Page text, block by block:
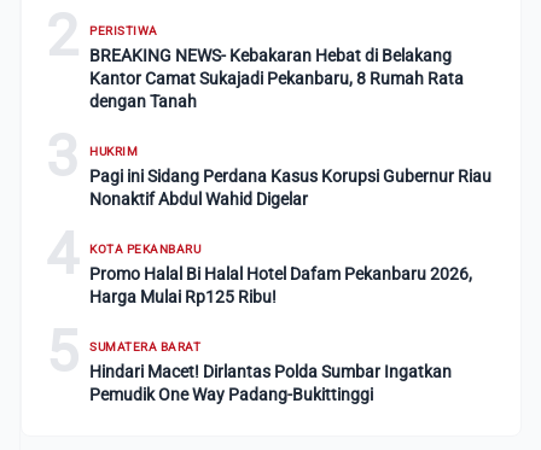
2 PERISTIWA
BREAKING NEWS- Kebakaran Hebat di Belakang
Kantor Camat Sukajadi Pekanbaru, 8 Rumah Rata
dengan Tanah
3 HUKRIM
Pagi ini Sidang Perdana Kasus Korupsi Gubernur Riau
Nonaktif Abdul Wahid Digelar
4 KOTA PEKANBARU
Promo Halal Bi Halal Hotel Dafam Pekanbaru 2026,
Harga Mulai Rp125 Ribu!
5 SUMATERA BARAT
Hindari Macet! Dirlantas Polda Sumbar Ingatkan
Pemudik One Way Padang-Bukittinggi